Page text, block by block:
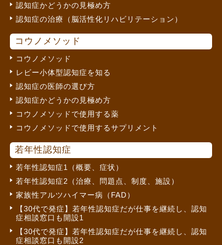
認知症かどうかの見極め方
認知症の治療（脳活性化リハビリテーション）
コウノメソッド
コウノメソッド
レビー小体型認知症を知る
認知症の医師の選び方
認知症かどうかの見極め方
コウノメソッドで使用する薬
コウノメソッドで使用するサプリメント
若年性認知症
若年性認知症1（概要、症状）
若年性認知症2（治療、問題点、制度、施設）
家族性アルツハイマー病（FAD）
【30代で発症】若年性認知症だが仕事を継続し、認知
症相談窓口も開設1
【30代で発症】若年性認知症だが仕事を継続し、認知
症相談窓口も開設2